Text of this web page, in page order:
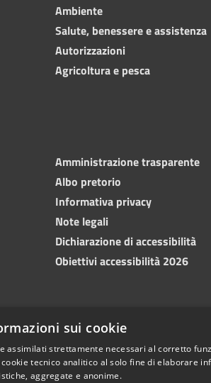
Ambiente
Salute, benessere e assistenza
Autorizzazioni
Agricoltura e pesca
Amministrazione trasparente
Albo pretorio
Informativa privacy
Note legali
Dichiarazione di accessibilità
Obiettivi accessibilità 2026
sui cookie
assimilati strettamente necessari al corretto
tecnico analitico al solo fine di elaborare
aggregate e anonime.